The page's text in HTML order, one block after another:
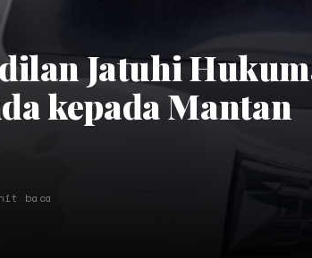
Jatuhi
kepada Mantan
baca